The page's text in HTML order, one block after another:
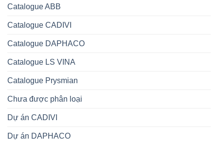
Catalogue ABB
Catalogue CADIVI
Catalogue DAPHACO
Catalogue LS VINA
Catalogue Prysmian
Chưa được phân loại
Dự án CADIVI
Dự án DAPHACO